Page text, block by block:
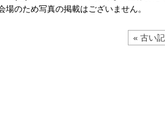
場のため写真の掲載はございません。
« 古い